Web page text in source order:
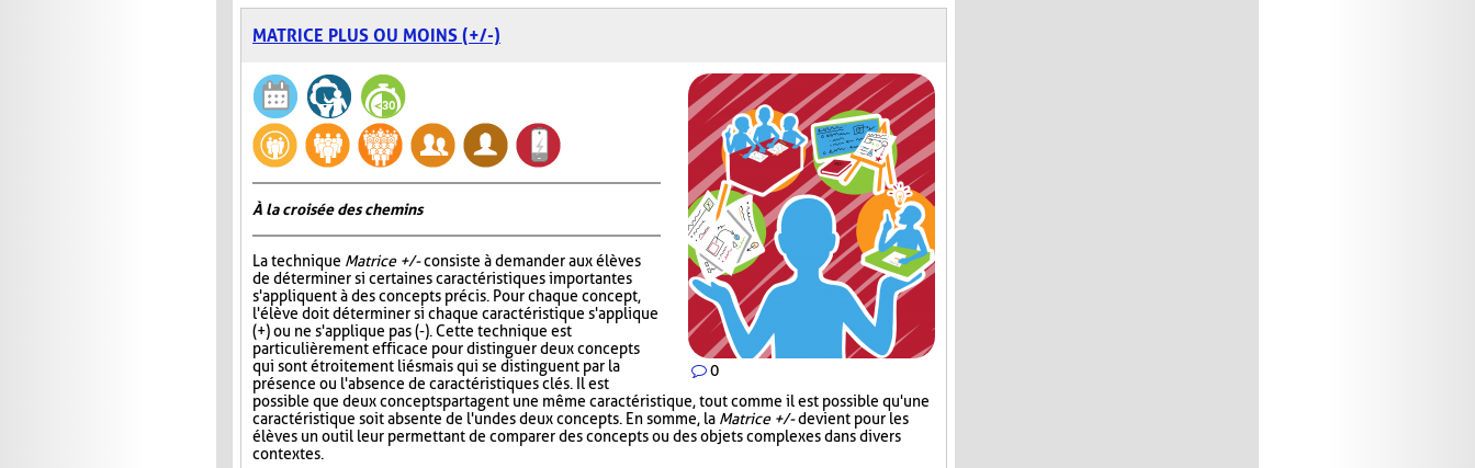
MATRICE PLUS OU MOINS (+/-)
0
À la croisée des chemins
La technique Matrice +/-consiste à demander aux élèves
de déterminer si certaines caractéristiques importantes
s'appliquent à des concepts précis. Pour chaque concept,
l'élève doit déterminer si chaque caractéristique s'applique
(+) ou ne s'applique pas (-). Cette technique est
particulièrement efficace pour distinguer deux concepts
qui sont étroitement liés mais qui se distinguent par la
présence ou l'absence de caractéristiques clés. Il est
possible que deux concepts partagent une même caractéristique, tout comme il est possible qu'une
caractéristique soit absente de l'un des deux concepts. En somme, la Matrice +/-devient pour les
élèves un outil leur permettant de comparer des concepts ou des objets complexes dans divers
contextes.